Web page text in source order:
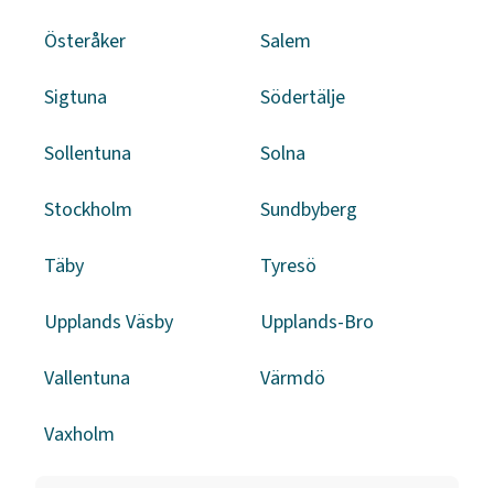
Österåker Salem
Sigtuna Södertälje
Sollentuna Solna
Stockholm Sundbyberg
Täby Tyresö
Upplands Väsby Upplands-Bro
Vallentuna Värmdö
Vaxholm